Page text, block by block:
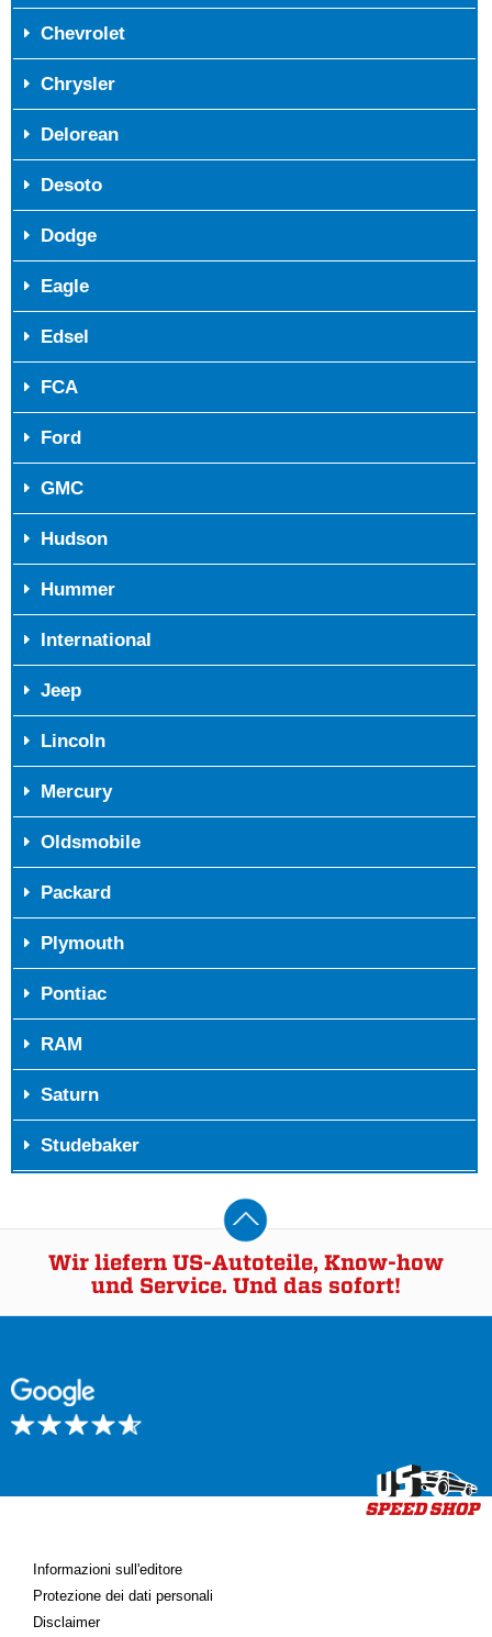
Chevrolet
Chrysler
Delorean
Desoto
Dodge
Eagle
Edsel
FCA
Ford
GMC
Hudson
Hummer
International
Jeep
Lincoln
Mercury
Oldsmobile
Packard
Plymouth
Pontiac
RAM
Saturn
Studebaker
Wir liefern US-Autoteile, Know-how
und Service. Und das sofort!
Informazioni sull'editore
Protezione dei dati personali
Disclaimer